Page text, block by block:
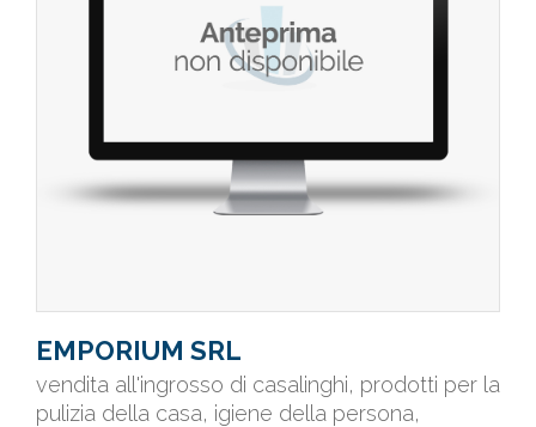
EMPORIUM SRL
vendita all'ingrosso di casalinghi, prodotti per la
pulizia della casa, igiene della persona,